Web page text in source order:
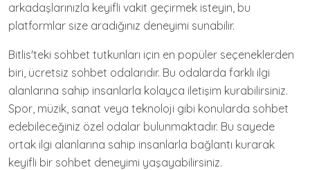
arkadaşlarınızla keyifli vakit geçirmek isteyin, bu
platformlar size aradığınız deneyimi sunabilir.
Bitlis'teki sohbet tutkunları için en popüler seçeneklerden
biri, ücretsiz sohbet odalarıdır. Bu odalarda farklı ilgi
alanlarına sahip insanlarla kolayca iletişim kurabilirsiniz.
Spor, müzik, sanat veya teknoloji gibi konularda sohbet
edebileceğiniz özel odalar bulunmaktadır. Bu sayede
ortak ilgi alanlarına sahip insanlarla bağlantı kurarak
keyifli bir sohbet deneyimi yaşayabilirsiniz.